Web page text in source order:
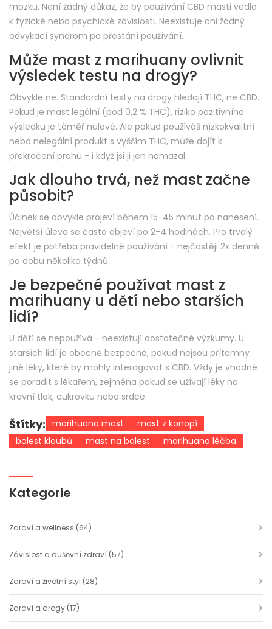
mozku. Není žádný důkaz, že by používání CBD masti vedlo
k fyzické nebo psychické závislosti. Neexistuje ani žádný
odvykací syndrom po přestání používání.
Může mast z marihuany ovlivnit
výsledek testu na drogy?
Obvykle ne. Standardní testy na drogy hledají THC, ne CBD.
Pokud je mast legální (pod 0,2 % THC), riziko pozitivního
výsledku je téměř nulové. Ale pokud používáš nízkokvalitní
nebo nelegální produkt s vyšším THC, může dojít k
překročení prahu - i když jsi ji jen namazal.
Jak dlouho trvá, než mast začne
působit?
Účinek se obvykle projeví během 15-45 minut po nanesení.
Největší úleva se často objeví po 2-4 hodinách. Pro trvalý
efekt je potřeba pravidelné používání - nejčastěji 2x denně
po dobu několika týdnů.
Je bezpečné používat mast z
marihuany u dětí nebo starších
lidí?
U dětí se nepoužívá - neexistují dostatečné výzkumy. U
starších lidí je obecně bezpečná, pokud nejsou přítomny
jiné léky, které by mohly interagovat s CBD. Vždy je vhodné
se poradit s lékařem, zejména pokud se užívají léky na
krevní tlak, cukrovku nebo srdce.
Štítky: marihuana mast
mast z konopí
bolest kloubů
mast na bolest marihuana léčba
Kategorie
Zdraví a wellness (64)
Závislost a duševní zdraví (57)
Zdraví a životní styl (28)
Zdraví a drogy (17)